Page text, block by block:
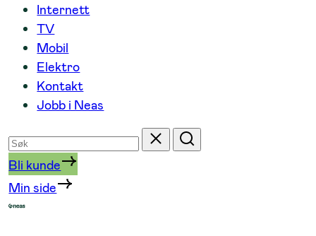
Internett
TV
Mobil
Elektro
Kontakt
Jobb i Neas
Søk
etter
Tilbakestill
Søk
Bli kunde
Min side